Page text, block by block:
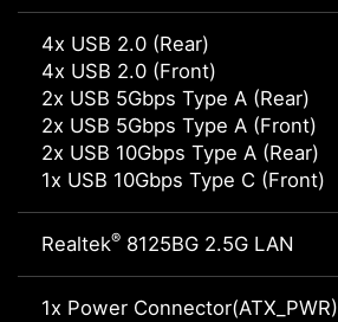
4x USB 2.0 (Rear)
4x USB 2.0 (Front)
2x USB 5Gbps Type A (Rear)
2x USB 5Gbps Type A (Front)
2x USB 10Gbps Type A (Rear)
1x USB 10Gbps Type C (Front)
Realtek® 8125BG 2.5G LAN
1x Power Connector(ATX_PWR)